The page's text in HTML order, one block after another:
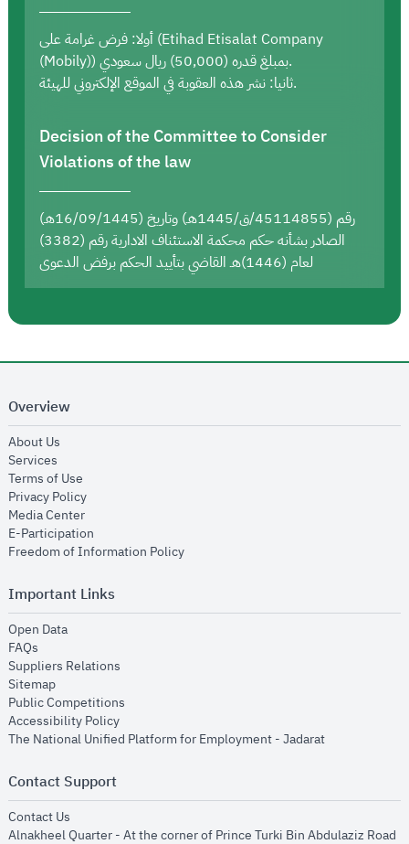
أولا: فرض غرامة على (Etihad Etisalat Company
(Mobily)) بمبلغ قدره (50,000) ريال سعودي.
ثانيا: نشر هذه العقوبة في الموقع الإلكتروني للهيئة.
Decision of the Committee to Consider
Violations of the law
رقم (45114855/ق/1445هـ) وتاريخ (16/09/1445هـ)
الصادر بشأنه حكم محكمة الاستئناف الادارية رقم (3382)
لعام (1446)هـ القاضي بتأييد الحكم برفض الدعوى
Overview
About Us
Services
Terms of Use
Privacy Policyopens in new window
Media Centeropens in new window
E-Participation
Freedom of Information Policyopens in new window
Important Links
Open Dataopens in new window
FAQs
Suppliers Relations
Sitemapopens in new window
Public Competitions
Accessibility Policyopens in new window
The National Unified Platform for Employment - Jadaratopens in new
Contact Support
Contact Us
Alnakheel Quarter - At the corner of Prince Turki Bin Abdulaziz Road